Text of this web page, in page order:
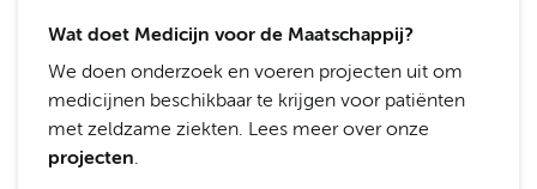
Wat doet Medicijn voor de Maatschappij?
We doen onderzoek en voeren projecten uit om
medicijnen beschikbaar te krijgen voor patiënten
met zeldzame ziekten. Lees meer over onze
projecten.